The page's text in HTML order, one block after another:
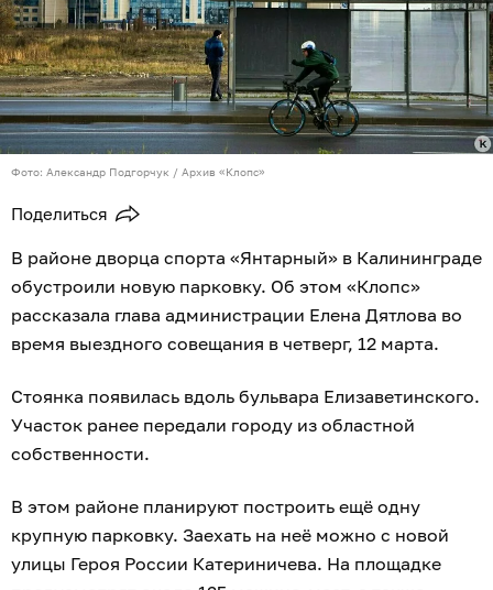
Фото: Александр Подгорчук / Архив «Клопс»
Поделиться
В районе дворца спорта «Янтарный» в Калининграде
обустроили новую парковку. Об этом «Клопс»
рассказала глава администрации Елена Дятлова во
время выездного совещания в четверг, 12 марта.
Стоянка появилась вдоль бульвара Елизаветинского.
Участок ранее передали городу из областной
собственности.
В этом районе планируют построить ещё одну
крупную парковку. Заехать на неё можно с новой
улицы Героя России Катериничева. На площадке